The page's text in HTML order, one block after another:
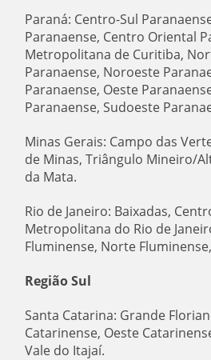
Paraná: Centro-Sul
Paranaense, Centro Oriental
Metropolitana de Curitiba,
Paranaense, Noroeste
Paranaense, Oeste
Paranaense, Sudoeste
Minas Gerais: Campo das
de Minas, Triângulo Mineiro/
da Mata.
Rio de Janeiro: Baixadas,
Metropolitana do Rio de
Fluminense, Norte
Região Sul
Santa Catarina: Grande
Catarinense, Oeste
Vale do Itajaí.